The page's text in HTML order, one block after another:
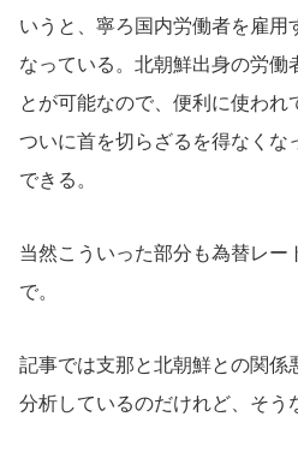
いうと、寧ろ国内労働者を雇用
なっている。北朝鮮出身の労働
とが可能なので、便利に使われ
ついに首を切らざるを得なくな
できる。
当然こういった部分も為替レー
で。
記事では支那と北朝鮮との関係
分析しているのだけれど、そう